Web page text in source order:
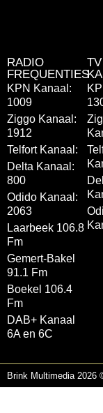
RADIO
FREQUENTIES
KPN Kanaal:
1009
Ziggo Kanaal:
1912
Telfort Kanaal:
Delta Kanaal:
800
Odido Kanaal:
2063
Laarbeek 106.8
Fm
Gemert-Bakel
91.1 Fm
Boekel 106.4
Fm
DAB+ Kanaal
6A en 6C
TV
Brink Multimedia 2026